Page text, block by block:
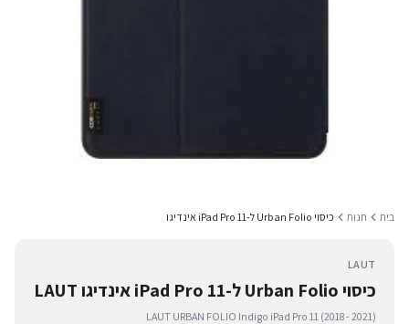
בית חנות כיסוי Urban Folio ל-iPad Pro 11 אינדיגו
LAUT
כיסוי Urban Folio ל-iPad Pro 11 אינדיגו LAUT
LAUT URBAN FOLIO Indigo iPad Pro 11 (2018 - 2021)